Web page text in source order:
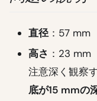
直径：57 mm
高さ ：23 mm
注意深く観察す
底が15 mmの